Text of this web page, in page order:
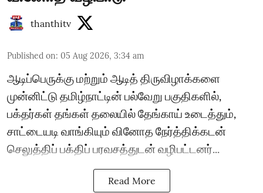
thanthitv
Published on: 05 Aug 2026, 3:34 am
ஆடிப்பெருக்கு மற்றும் ஆடித் திருவிழாக்களை
முன்னிட்டு தமிழ்நாட்டின் பல்வேறு பகுதிகளில்,
பக்தர்கள் தங்கள் தலையில் தேங்காய் உடைத்தும்,
சாட்டையடி வாங்கியும் வினோத நேர்த்திக்கடன்
செலுத்திப் பக்திப் பரவசத்துடன் வழிபட்டனர்...
Read More